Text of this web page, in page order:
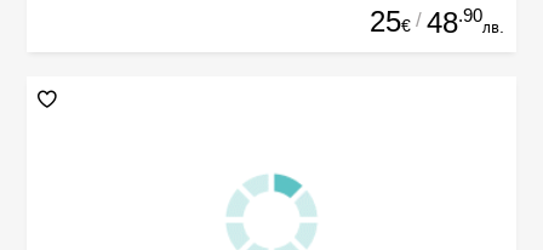
25€ / 48.90
лв.